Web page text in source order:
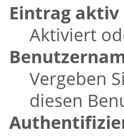
Eintrag aktiv
Aktiviert
Vergeben
diesen